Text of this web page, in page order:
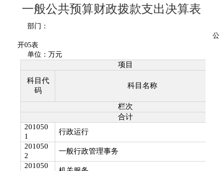
一般公共预算财政拨款支出决算表
部门：
公
开05表
单位：万元
项目
科目代
码
科目名称
栏次
合计
201050
1
行政运行
201050
2
一般行政管理事务
201050